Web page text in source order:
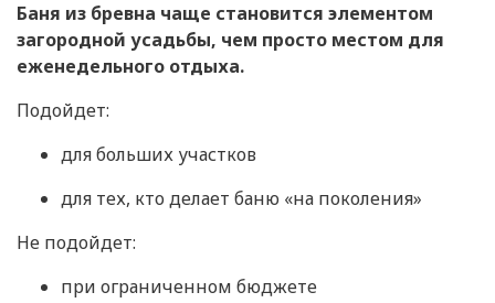
Баня из бревна чаще становится элементом
загородной усадьбы, чем просто местом для
еженедельного отдыха.
Подойдет:
для больших участков
для тех, кто делает баню «на поколения»
Не подойдет:
при ограниченном бюджете